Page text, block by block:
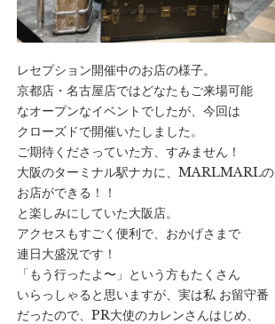
レセプション開催中のお店の様子。
京都店・名古屋店ではどなたもご来場可能
なオープンなイベントでしたが、今回は
クローズドで開催いたしました。
ご期待くださっていた方、すみません！
大阪のターミナル駅ナカに、MARLMARLの
お店ができる！！
と楽しみにしていた大阪店。
アクセスもすごく便利で、おかげさまで
連日大盛況です！
「もう行ったよ〜」という方もたくさん
いらっしゃると思いますが、実は私 お留守番
だったので、PR大使のカレンさんはじめ、